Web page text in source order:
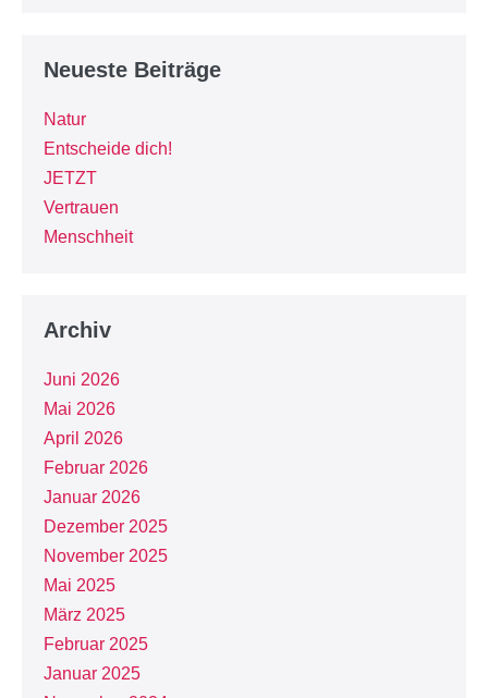
Neueste Beiträge
Natur
Entscheide dich!
JETZT
Vertrauen
Menschheit
Archiv
Juni 2026
Mai 2026
April 2026
Februar 2026
Januar 2026
Dezember 2025
November 2025
Mai 2025
März 2025
Februar 2025
Januar 2025